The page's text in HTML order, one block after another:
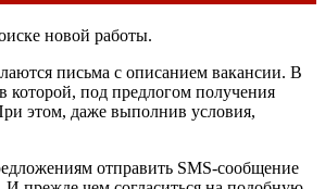
новой работы.
письма с описанием вакансии. В
которой, под предлогом получения
этом, даже выполнив условия,
отправить SMS-сообщение